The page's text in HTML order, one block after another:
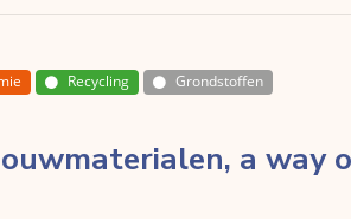
Recycling
Grondstoffen
a way